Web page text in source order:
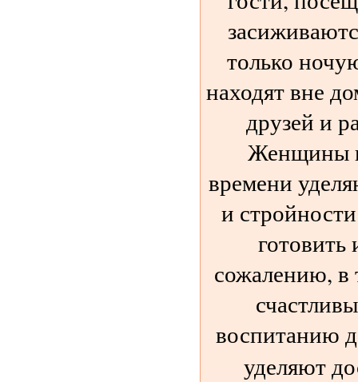
только
находят вне
друзей и
Женщины
времени
и
готовить
сожалению, в
воспитанию
уделяют